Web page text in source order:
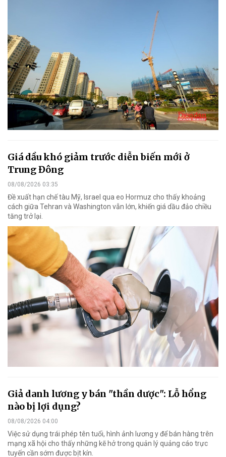
Giá dầu khó giảm trước diễn biến mới ở
Trung Đông
08/08/2026 03:35
Đề xuất hạn chế tàu Mỹ, Israel qua eo Hormuz cho thấy khoảng
cách giữa Tehran và Washington vẫn lớn, khiến giá dầu đảo chiều
tăng trở lại.
Giả danh lương y bán "thần dược": Lỗ hổng
nào bị lợi dụng?
08/08/2026 04:00
Việc sử dụng trái phép tên tuổi, hình ảnh lương y để bán hàng trên
mạng xã hội cho thấy những kẽ hở trong quản lý quảng cáo trực
tuyến cần sớm được bịt kín.